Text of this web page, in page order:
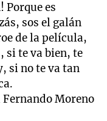
Porque es
sos el galán
de la película,
si te va bien, te
si no te va tan